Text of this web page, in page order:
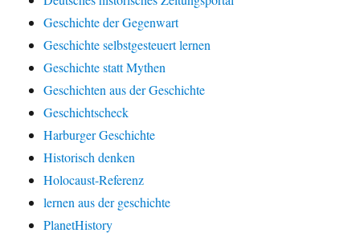
Geschichte der Gegenwart
Geschichte selbstgesteuert lernen
Geschichte statt Mythen
Geschichten aus der Geschichte
Geschichtscheck
Harburger Geschichte
Historisch denken
Holocaust-Referenz
lernen aus der geschichte
PlanetHistory